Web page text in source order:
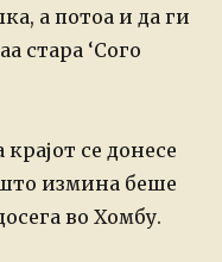
а потоа и да ги
стара ‘Сого
се донесе
измина беше
во Хомбу.